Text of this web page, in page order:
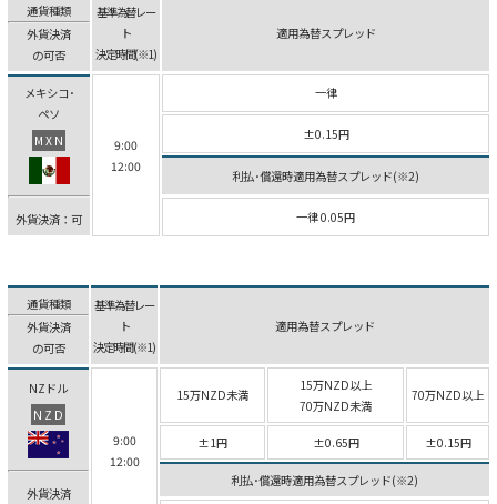
通貨種類
外貨決済
の可否
基準為替レー
ト
決定時間(※1)
適用為替スプレッド
メキシコ･
ペソ
MXN
外貨決済：可
9:00
12:00
一律
±0.15円
利払･償還時適用為替スプレッド(※2)
一律 0.05円
通貨種類
外貨決済
の可否
基準為替レー
ト
決定時間(※1)
適用為替スプレッド
NZドル
NZD
外貨決済
9:00
12:00
15万NZD未満
15万NZD以上
70万NZD未満
70万NZD以上
±1円 ±0.65円 ±0.15円
利払･償還時適用為替スプレッド(※2)